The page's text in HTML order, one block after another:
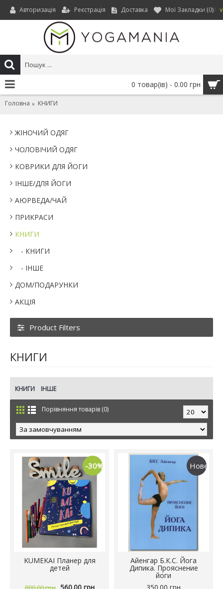
UAH ∨
Авторизація Реєстрація Доставка Мої Закладки (0)
0 товар(ів) - 0.00 грн
Головна КНИГИ
ЖІНОЧИЙ ОДЯГ
ЧОЛОВІЧИЙ ОДЯГ
КОВРИКИ ДЛЯ ЙОГИ
IНШЕ/ДЛЯ ЙОГИ
АЮРВЕДА/ЧАЙ
ПРИКРАСИ
КНИГИ
- КНИГИ
- ІНШЕ
ДОМ/ПОДАРУНКИ
АКЦІЯ
Product Filters
КНИГИ
КНИГИ ІНШЕ
Порівняння товарів (0)
-30%
KUMEKAI Планер для
детей
Нове
Айенгар Б.К.С. Йога
Дипика. Прояснение
йоги